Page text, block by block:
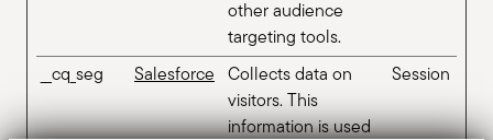
other audience
targeting tools.
__cq_seg Salesforce Collects data on
visitors. This
information is used
Session